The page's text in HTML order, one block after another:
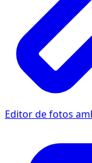
Editor de fotos